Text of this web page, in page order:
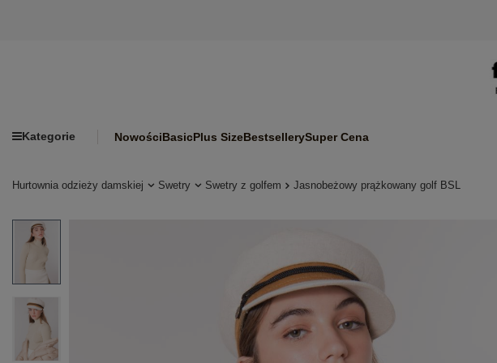
Kategorie NowościBasicPlus SizeBestsellerySuper Cena
Hurtownia odzieży damskiej Swetry Swetry z golfem Jasnobeżowy prążkowany golf BSL